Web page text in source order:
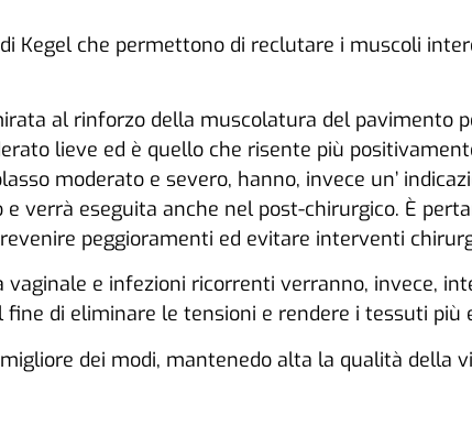
Kegel che permettono di reclutare i muscoli
al rinforzo della muscolatura del pavimento
lieve ed è quello che risente più
moderato e severo, hanno, invece un’
verrà eseguita anche nel post-chirurgico. È
peggioramenti ed evitare interventi
vaginale e infezioni ricorrenti verranno, invece,
di eliminare le tensioni e rendere i tessuti più
dei modi, mantenedo alta la qualità della